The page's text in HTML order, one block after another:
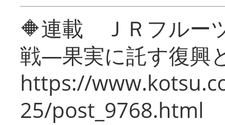
🔶連載 ＪＲフルー
戦―果実に託す復興
https://
25/post_9768.html